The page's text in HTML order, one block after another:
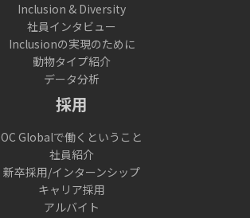
Inclusion & Diversity
社員インタビュー
Inclusionの実現のために
動物タイプ紹介
データ分析
採用
OC Globalで働くということ
社員紹介
新卒採用/インターンシップ
キャリア採用
アルバイト